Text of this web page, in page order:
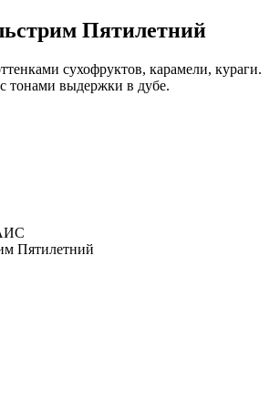
Пятилетний
сухофруктов, карамели, кураги.
тонами выдержки в дубе.